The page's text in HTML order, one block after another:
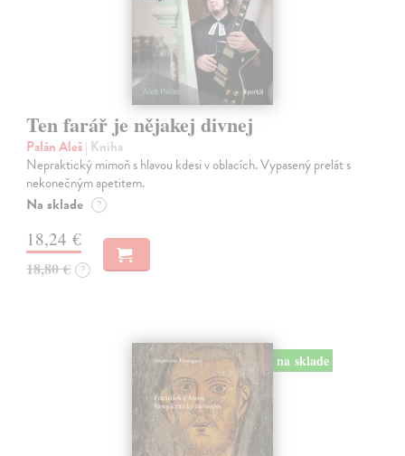
Ten farář je nějakej divnej
Palán Aleš| Kniha
Nepraktický mimoň s hlavou kdesi v oblacích. Vypasený prelát s
nekonečným apetitem.
Na sklade ?
18,24 €
18,80 € ?
na sklade